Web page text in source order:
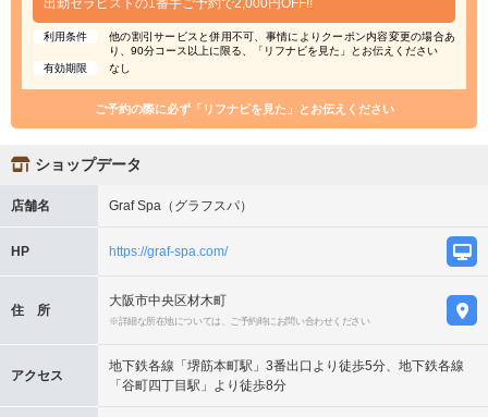
出勤セラピストの1番手ご予約で2,000円OFF!!
利用条件
他の割引サービスと併用不可、事情によりクーポン内容変更の場合あ
り、90分コース以上に限る、「リフナビを見た」とお伝えください
有効期限
なし
ご予約の際に必ず「リフナビを見た」とお伝えください
ショップデータ
店舗名 Graf Spa（グラフスパ）
HP https://graf-spa.com/
住 所
大阪市中央区材木町
※詳細な所在地については、ご予約時にお問い合わせください
アクセス
地下鉄各線「堺筋本町駅」3番出口より徒歩5分、地下鉄各線
「谷町四丁目駅」より徒歩8分